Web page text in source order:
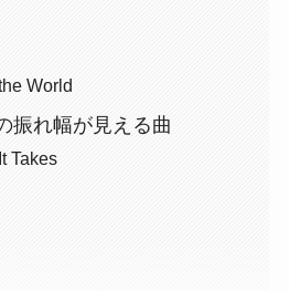
World
振れ幅が見える曲
Takes